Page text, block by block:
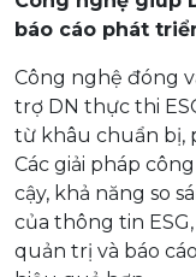
báo cáo phát
Công nghệ đóng
trợ DN thực thi
từ khâu chuẩn bị,
Các giải pháp
cậy, khả năng so
của thông tin
quản trị và báo